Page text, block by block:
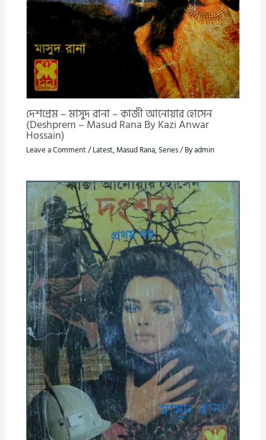
দেশপ্রেম – মাসুদ রানা – কাজী আনোয়ার হোসেন
(Deshprem – Masud Rana By Kazi Anwar
Hossain)
Leave a Comment/Latest, Masud Rana, Series/ Byadmin